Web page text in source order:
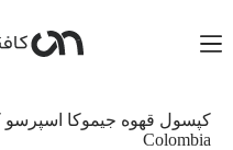
محتوا
Colombia